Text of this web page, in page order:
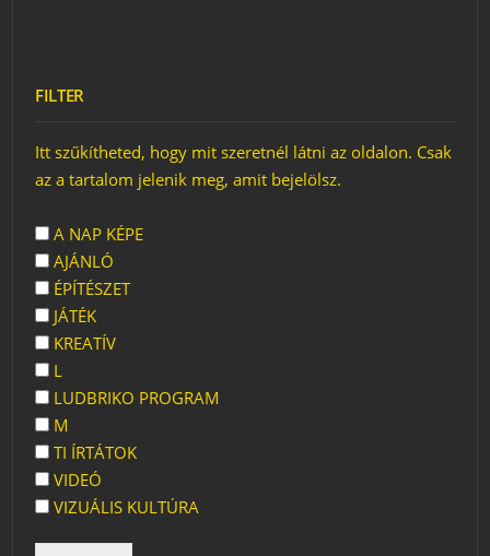
FILTER
Itt szűkítheted, hogy mit szeretnél látni az oldalon. Csak
az a tartalom jelenik meg, amit bejelölsz.
A NAP KÉPE
AJÁNLÓ
ÉPÍTÉSZET
JÁTÉK
KREATÍV
L
LUDBRIKO PROGRAM
M
TI ÍRTÁTOK
VIDEÓ
VIZUÁLIS KULTÚRA